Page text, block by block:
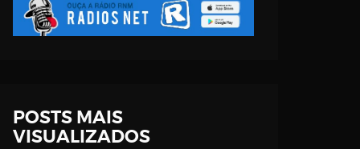
POSTS MAIS
VISUALIZADOS